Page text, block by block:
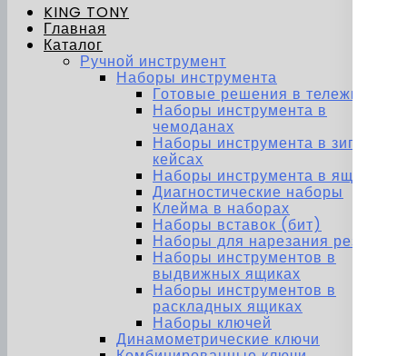
KING TONY
Главная
Каталог
Ручной инструмент
Наборы инструмента
Готовые решения в тележках
Наборы инструмента в
чемоданах
Наборы инструмента в зип-
кейсах
Наборы инструмента в ящиках
Диагностические наборы
Клейма в наборах
Наборы вставок (бит)
Наборы для нарезания резьбы
Наборы инструментов в
выдвижных ящиках
Наборы инструментов в
раскладных ящиках
Наборы ключей
Динамометрические ключи